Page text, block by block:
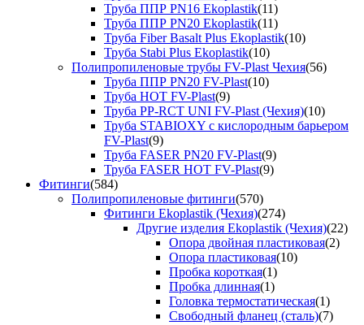
Труба ППР PN16 Ekoplastik(11)
Труба ППР PN20 Ekoplastik(11)
Труба Fiber Basalt Plus Ekoplastik(10)
Труба Stabi Plus Ekoplastik(10)
Полипропиленовые трубы FV-Plast Чехия(56)
Труба ППР PN20 FV-Plast(10)
Труба HOT FV-Plast(9)
Труба PP-RCT UNI FV-Plast (Чехия)(10)
Труба STABIOXY с кислородным барьером
FV-Plast(9)
Труба FASER PN20 FV-Plast(9)
Труба FASER HOT FV-Plast(9)
Фитинги(584)
Полипропиленовые фитинги(570)
Фитинги Ekoplastik (Чехия)(274)
Другие изделия Ekoplastik (Чехия)(22)
Опора двойная пластиковая(2)
Опора пластиковая(10)
Пробка короткая(1)
Пробка длинная(1)
Головка термостатическая(1)
Свободный фланец (сталь)(7)